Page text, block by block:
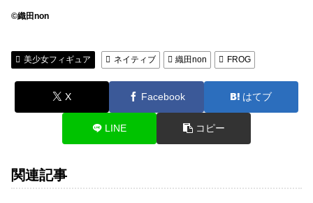
©織田non
美少女フィギュア ネイティブ 織田non FROG
X Facebook はてブ
LINE コピー
関連記事